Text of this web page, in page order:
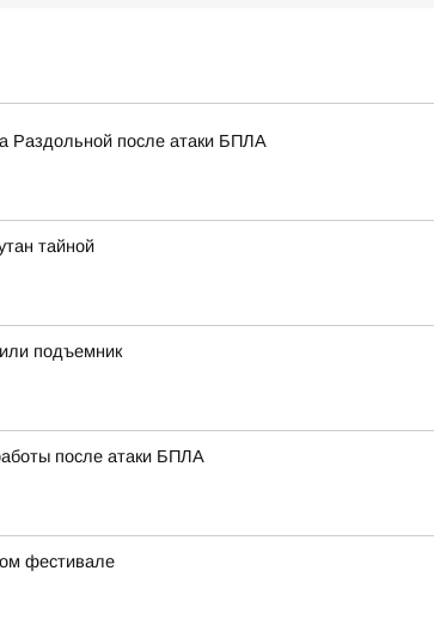
Раздольной после атаки БПЛА
тайной
подъемник
после атаки БПЛА
фестивале